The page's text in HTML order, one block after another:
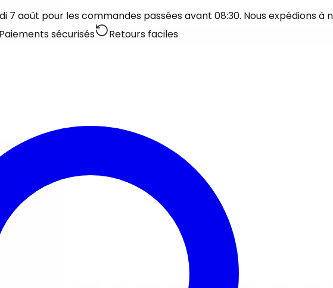
août pour les commandes passées avant 08:30. Nous expédions à
Paiements sécurisés Retours faciles